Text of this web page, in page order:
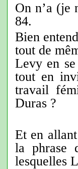
On n’a (je
84.
Bien
tout de
Levy en se
tout en
travail
Duras ?
Et en
la phrase
lesquelles